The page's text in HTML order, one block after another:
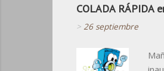
COLADA RÁPIDA
> 26 septiembre